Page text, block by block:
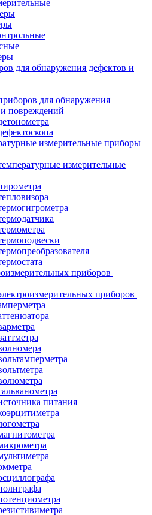
для обнаружения дефектов и
для обнаружения
и повреждений
измерительные приборы
измерительные
приборов
приборов
питания